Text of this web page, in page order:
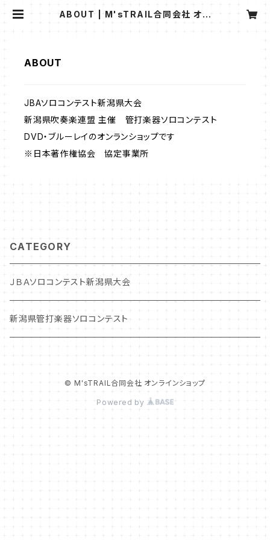
ABOUT | M'sTRAIL合同会社 オン
ABOUT
JBAソロコンテスト新潟県大会
新潟県吹奏楽連盟 主催 管打楽器ソロコンテスト
DVD・ブルーレイのオンランショップです
※日本著作権協会 協定事業所
CATEGORY
ＪＢＡソロコンテスト新潟県大会
新潟県管打楽器ソロコンテスト
© M'sTRAIL合同会社 オンラインショップ
Powered by